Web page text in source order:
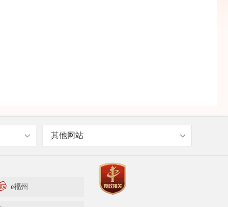
其他网站
e福州